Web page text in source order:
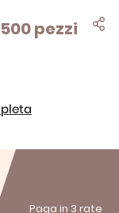
pezzi
Paga in 3 rate